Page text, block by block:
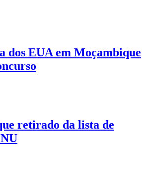
dos EUA em Moçambique
retirado da lista de